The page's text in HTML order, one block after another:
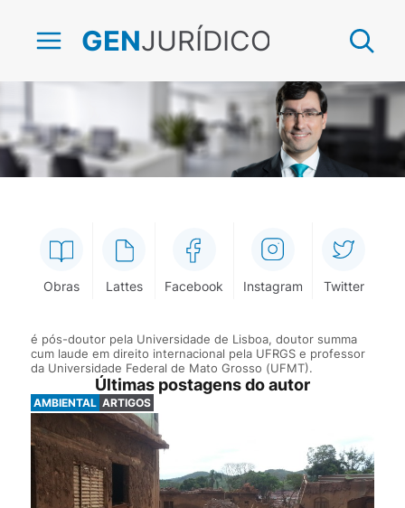
GENJURÍDICO
Obras Lattes Facebook Instagram Twitter
é pós-doutor pela Universidade de Lisboa, doutor summa
cum laude em direito internacional pela UFRGS e professor
da Universidade Federal de Mato Grosso (UFMT).
Últimas postagens do autor
AMBIENTAL ARTIGOS